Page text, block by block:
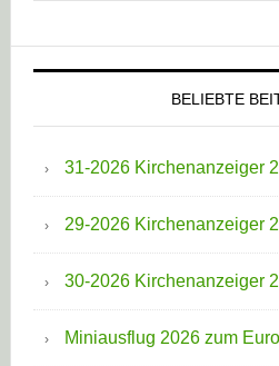
BELIEBTE
31-2026 Kirchenanzeiger
29-2026 Kirchenanzeiger
30-2026 Kirchenanzeiger
Miniausflug 2026 zum